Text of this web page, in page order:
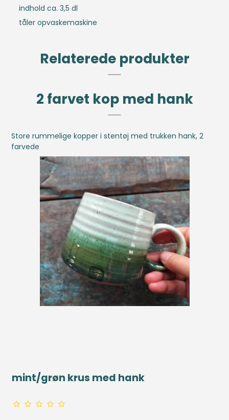
indhold ca. 3,5 dl
tåler opvaskemaskine
Relaterede produkter
2 farvet kop med hank
Store rummelige kopper i stentøj med trukken hank, 2
farvede
mint/grøn krus med hank